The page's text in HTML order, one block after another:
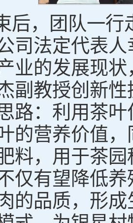
后，团队一行
司法定代表
业的发展现
副教授创新性
路：利用茶
的营养价值
料，用于茶
仅有望降低
的品质，形